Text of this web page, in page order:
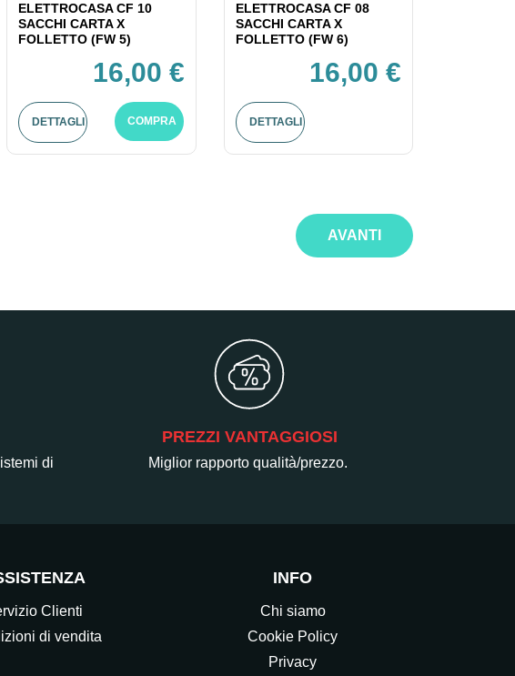
ELETTROCASA CF 10
SACCHI CARTA X
FOLLETTO (FW 5)
16,00 €
DETTAGLI COMPRA
ELETTROCASA CF 08
SACCHI CARTA X
FOLLETTO (FW 6)
16,00 €
DETTAGLI
AVANTI
di
PREZZI VANTAGGIOSI
Miglior rapporto qualità/prezzo.
Clienti
di vendita
INFO
Chi siamo
Cookie Policy
Privacy